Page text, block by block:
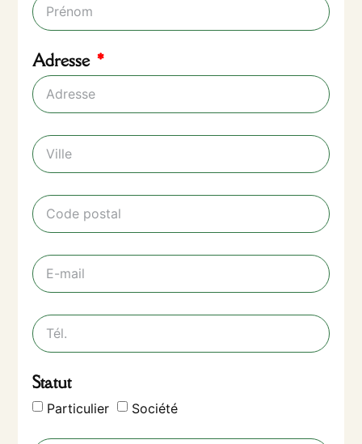
Adresse
Statut
Particulier Société